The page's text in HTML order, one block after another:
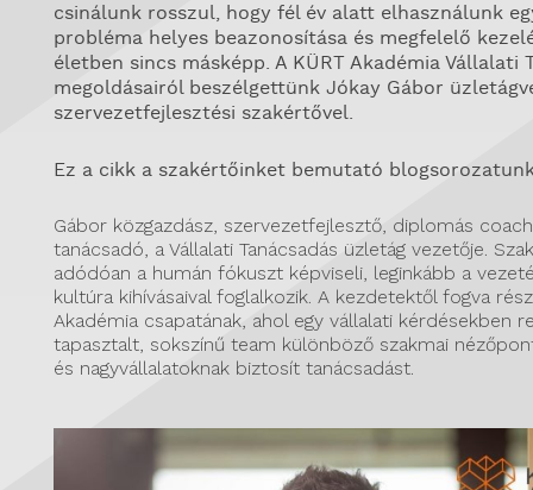
csinálunk rosszul, hogy fél év alatt elhasználunk
probléma helyes beazonosítása és megfelelő
életben sincs másképp. A KÜRT Akadémia Vállalati
megoldásairól beszélgettünk Jókay Gábor
szervezetfejlesztési szakértővel.
Ez a cikk a szakértőinket bemutató
Gábor közgazdász, szervezetfejlesztő, diplomás
tanácsadó, a Vállalati Tanácsadás üzletág vezetője.
adódóan a humán fókuszt képviseli, leginkább a
kultúra kihívásaival foglalkozik. A kezdetektől fogva
Akadémia csapatának, ahol egy vállalati kérdésekben
tapasztalt, sokszínű team különböző szakmai
és nagyvállalatoknak biztosít tanácsadást.